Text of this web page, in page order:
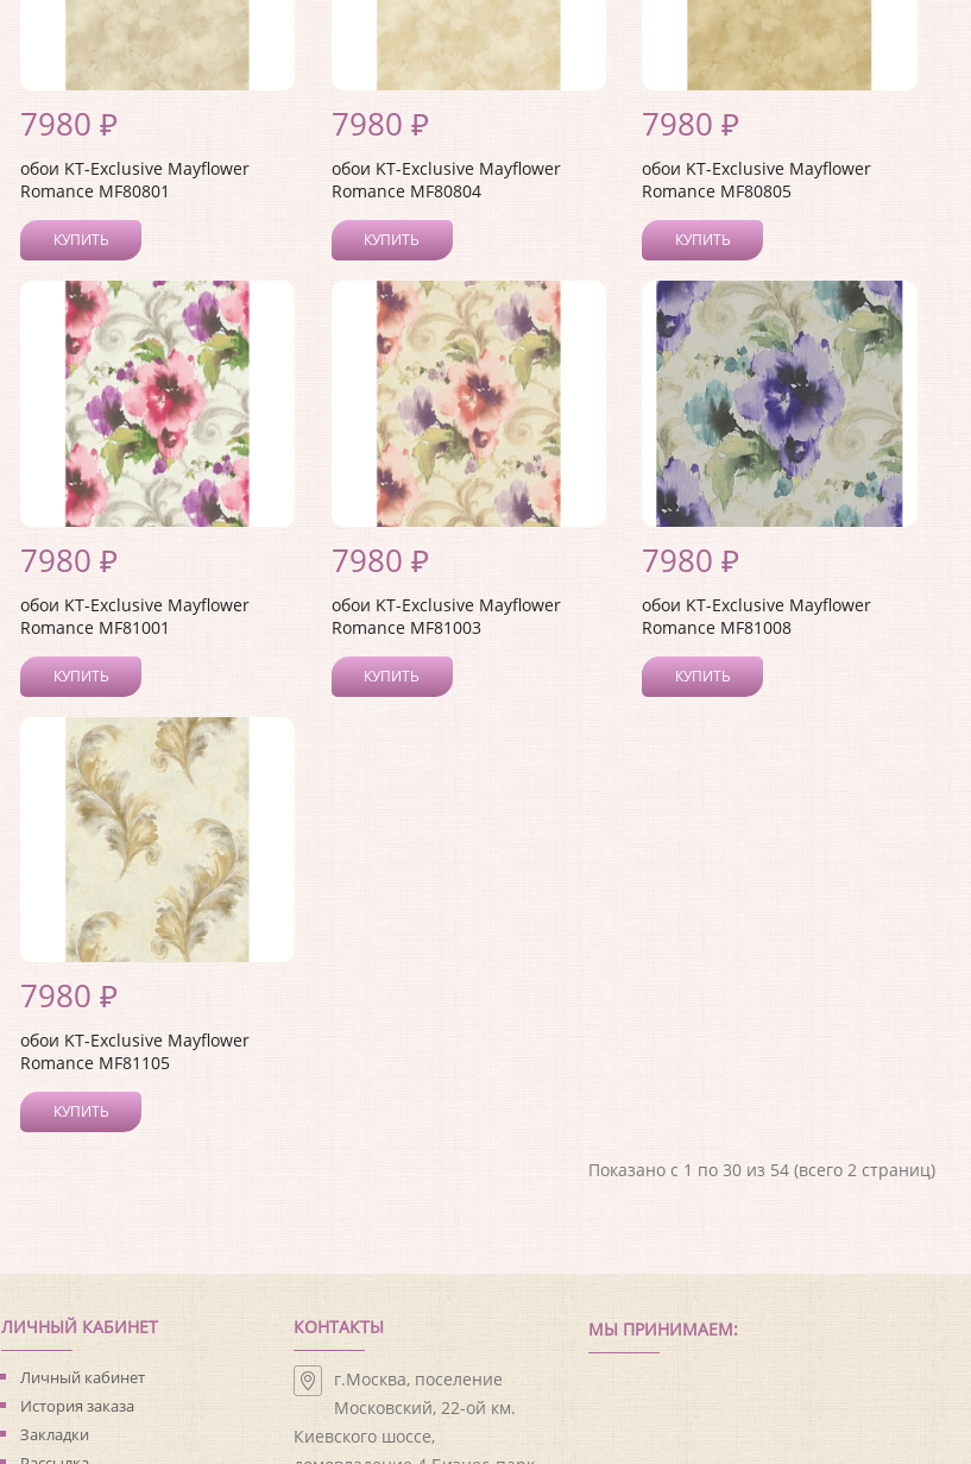
7980 ₽
обои KT-Exclusive Mayflower
Romance MF80801
КУПИТЬ
7980 ₽
обои KT-Exclusive Mayflower
Romance MF80804
КУПИТЬ
7980 ₽
обои KT-Exclusive Mayflower
Romance MF80805
КУПИТЬ
7980 ₽
обои KT-Exclusive Mayflower
Romance MF81001
КУПИТЬ
7980 ₽
обои KT-Exclusive Mayflower
Romance MF81003
КУПИТЬ
7980 ₽
обои KT-Exclusive Mayflower
Romance MF81008
КУПИТЬ
7980 ₽
обои KT-Exclusive Mayflower
Romance MF81105
КУПИТЬ
Показано с 1 по 30 из 54 (всего 2 страниц)
ЛИЧНЫЙ КАБИНЕТ
Личный кабинет
История заказа
Закладки
КОНТАКТЫ
г.Москва, поселение
Московский, 22-ой км.
Киевского шоссе,
МЫ ПРИНИМАЕМ: